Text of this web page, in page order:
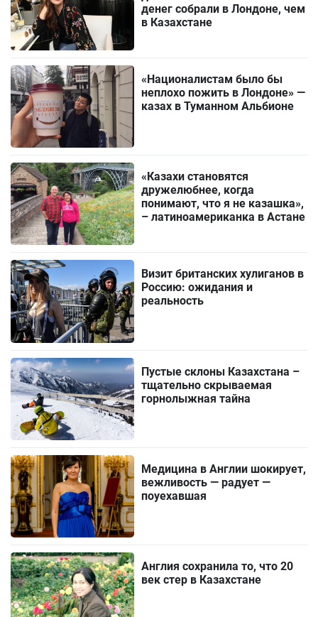
денег собрали в Лондоне, чем
в Казахстане
«Националистам было бы
неплохо пожить в Лондоне» —
казах в Туманном Альбионе
«Казахи становятся
дружелюбнее, когда
понимают, что я не казашка»,
– латиноамериканка в Астане
Визит британских хулиганов в
Россию: ожидания и
реальность
Пустые склоны Казахстана –
тщательно скрываемая
горнолыжная тайна
Медицина в Англии шокирует,
вежливость — радует —
поуехавшая
Англия сохранила то, что 20
век стер в Казахстане